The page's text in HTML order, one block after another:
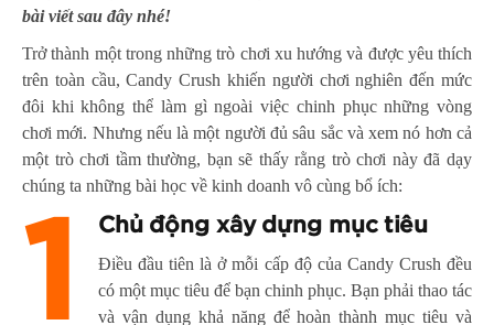
bài viết sau đây nhé!
Trở thành một trong những trò chơi xu hướng và được yêu thích
trên toàn cầu, Candy Crush khiến người chơi nghiên đến mức
đôi khi không thể làm gì ngoài việc chinh phục những vòng
chơi mới. Nhưng nếu là một người đủ sâu sắc và xem nó hơn cả
một trò chơi tầm thường, bạn sẽ thấy rằng trò chơi này đã dạy
chúng ta những bài học về kinh doanh vô cùng bổ ích:
1 Chủ động xây dựng mục tiêu
Điều đầu tiên là ở mỗi cấp độ của Candy Crush đều
có một mục tiêu để bạn chinh phục. Bạn phải thao tác
và vận dụng khả năng để hoàn thành mục tiêu và